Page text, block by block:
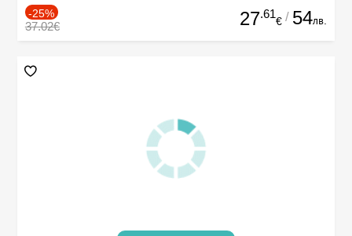
-25%
37.02€ 27.61
€ / 54лв.